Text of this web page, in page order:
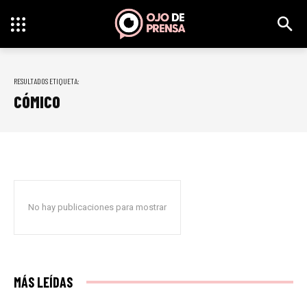
RESULTADOS ETIQUETA:
CÓMICO
No hay publicaciones para mostrar
MÁS LEÍDAS